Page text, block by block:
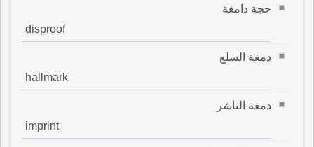
حجة دامغة
disproof
دمغة السلع
hallmark
دمغة الناشر
imprint